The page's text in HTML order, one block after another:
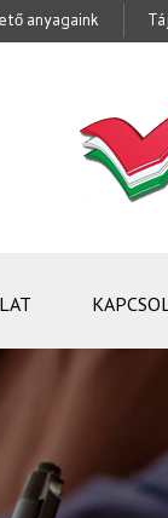
anyagaink